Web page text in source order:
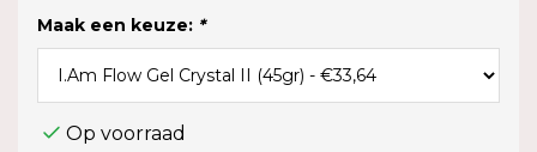
Maak een keuze: *
Op voorraad